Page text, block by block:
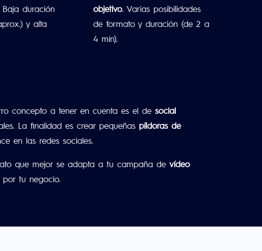
Baja duración
y alta
objetivo. Varias posibilidades
de formato y duración (de 2 a
4 min).
concepto a tener en cuenta es el de social
La finalidad es crear pequeñas píldoras de
en las redes sociales.
que mejor se adapta a tu campaña de vídeo
por tu negocio.